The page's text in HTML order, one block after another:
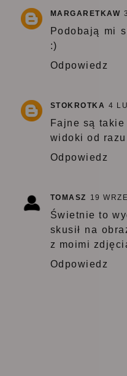
MARGARETKAW
Podobają mi
:)
Odpowiedz
STOKROTKA 4
Fajne są
widoki od
Odpowiedz
TOMASZ 19
Świetnie to
skusił na
z moimi
Odpowiedz